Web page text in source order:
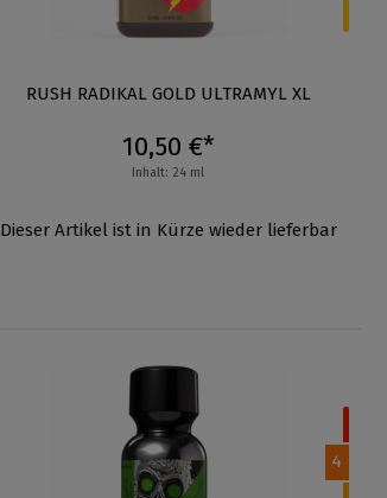
RUSH RADIKAL GOLD ULTRAMYL XL
10,50 €*
Inhalt: 24 ml
Dieser Artikel ist in Kürze wieder lieferbar
4